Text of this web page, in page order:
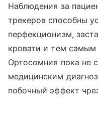
Наблюдения за
трекеров способны
перфекционизм,
кровати и тем самым
Ортосомния пока не
медицинским
побочный эффект